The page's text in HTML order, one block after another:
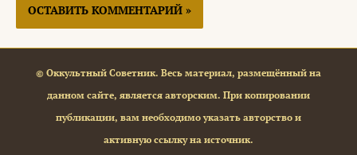
© Оккультный Советник. Весь материал, размещённый на
данном сайте, является авторским. При копировании
публикации, вам необходимо указать авторство и
активную ссылку на источник.